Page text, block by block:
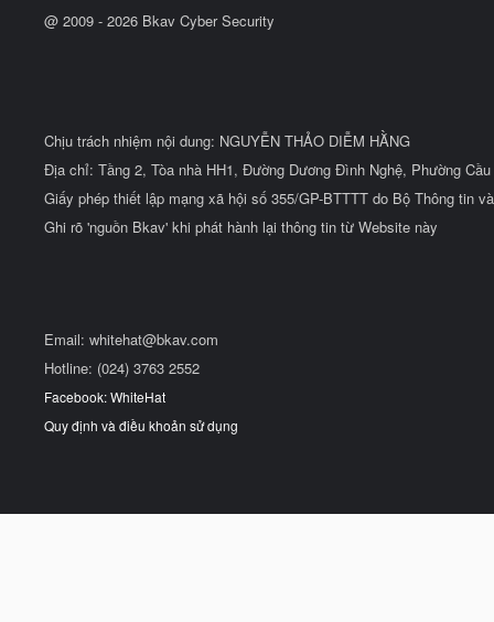
@ 2009 - 2026 Bkav Cyber Security
Chịu trách nhiệm nội dung: NGUYỄN THẢO DIỄM HẰNG
Địa chỉ: Tầng 2, Tòa nhà HH1, Đường Dương Đình Nghệ, Phường
Giấy phép thiết lập mạng xã hội số 355/GP-BTTTT do Bộ Thông tin
Ghi rõ 'nguồn Bkav' khi phát hành lại thông tin từ Website này
Email: whitehat@bkav.com
Hotline: (024) 3763 2552
Facebook: WhiteHat
Quy định và điều khoản sử dụng